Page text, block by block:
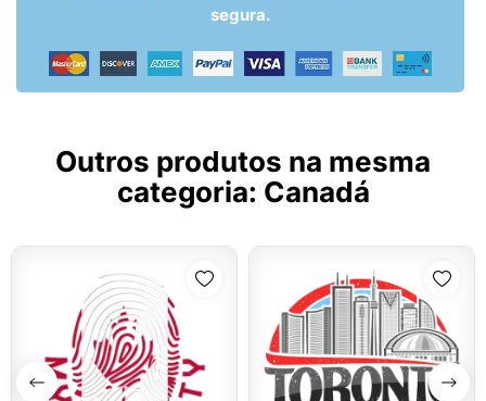
segura.
Outros produtos na mesma
categoria: Canadá